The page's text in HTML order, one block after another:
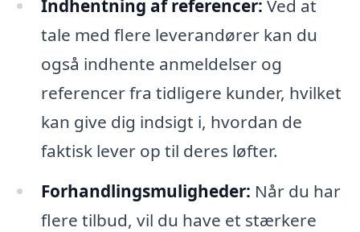
Indhentning af referencer: Ved at
tale med flere leverandører kan du
også indhente anmeldelser og
referencer fra tidligere kunder, hvilket
kan give dig indsigt i, hvordan de
faktisk lever op til deres løfter.
Forhandlingsmuligheder: Når du har
flere tilbud, vil du have et stærkere